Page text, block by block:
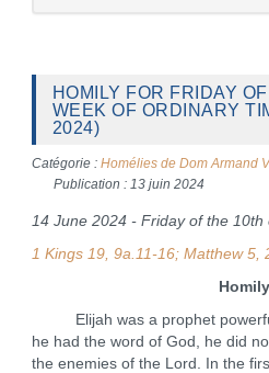
HOMILY FOR FRIDAY
WEEK OF ORDINARY
2024)
Catégorie : Homélies de Dom Armand
Publication : 13 juin 2024
14 June 2024 - Friday of the
1 Kings 19, 9a.11-16; Matthew 5,
Homily
Elijah was a prophet
he had the word of God, he did
the enemies of the Lord. In the